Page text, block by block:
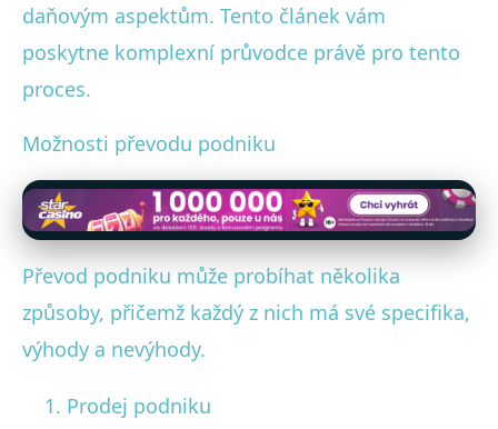
daňovým aspektům. Tento článek vám
poskytne komplexní průvodce právě pro tento
proces.
Možnosti převodu podniku
Převod podniku může probíhat několika
způsoby, přičemž každý z nich má své specifika,
výhody a nevýhody.
Prodej podniku